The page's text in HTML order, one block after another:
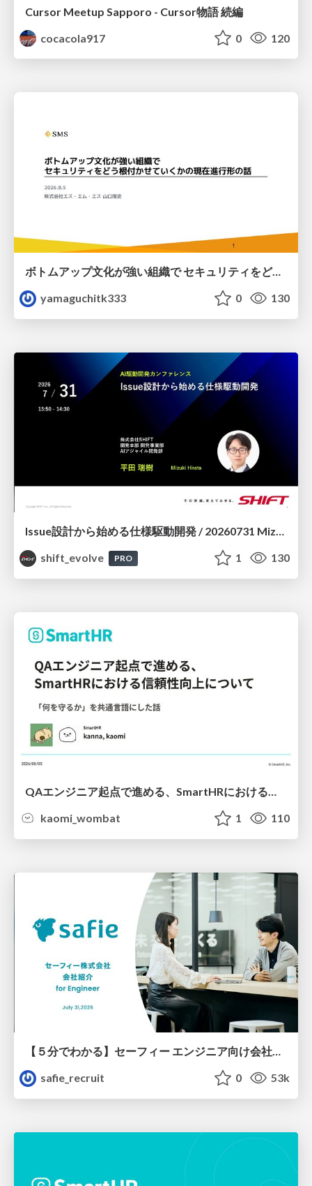
Cursor Meetup Sapporo - Cursor物語 続編
cocacola917
0 120
ボトムアップ文化が強い組織で セキュリティをどう根付かせていくかの現在進行形の話 / Making Security Stick in a Bottom-Up Organization
yamaguchitk333
0 130
Issue設計から始める仕様駆動開発 / 20260731 Mizuki Hirata
shift_evolve
PRO 1 130
kaomi_wombat
1 110
【５分でわかる】セーフィー エンジニア向け会社紹介
safie_recruit
0 53k